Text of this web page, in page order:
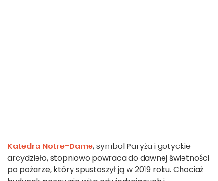
Katedra Notre-Dame, symbol Paryża i gotyckie
arcydzieło, stopniowo powraca do dawnej świetności
po pożarze, który spustoszył ją w 2019 roku. Chociaż